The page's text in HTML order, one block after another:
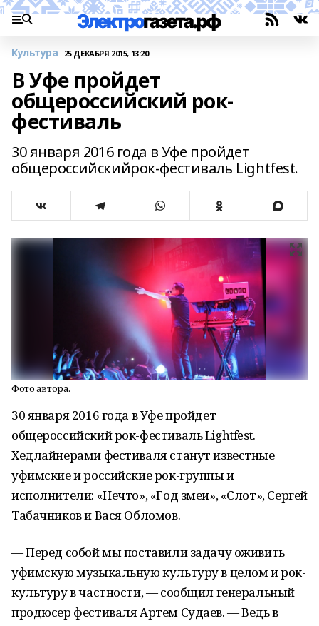
Культура 25 ДЕКАБРЯ 2015, 13:20
В Уфе пройдет
общероссийский рок-
фестиваль
30 января 2016 года в Уфе пройдет
общероссийскийрок-фестиваль Lightfest.
Фото автора.
30 января 2016 года в Уфе пройдет
общероссийский рок-фестиваль Lightfest.
Хедлайнерами фестиваля станут известные
уфимские и российские рок-группы и
исполнители: «Нечто», «Год змеи», «Слот», Сергей
Табачников и Вася Обломов.
— Перед собой мы поставили задачу оживить
уфимскую музыкальную культуру в целом и рок-
культуру в частности, — сообщил генеральный
продюсер фестиваля Артем Судаев. — Ведь в